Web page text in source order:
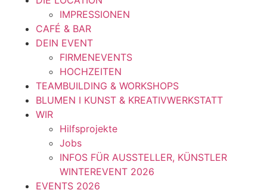
IMPRESSIONEN
CAFÉ & BAR
DEIN EVENT
FIRMENEVENTS
HOCHZEITEN
TEAMBUILDING & WORKSHOPS
BLUMEN I KUNST & KREATIVWERKSTATT
WIR
Hilfsprojekte
Jobs
INFOS FÜR AUSSTELLER, KÜNSTLER
WINTEREVENT 2026
EVENTS 2026